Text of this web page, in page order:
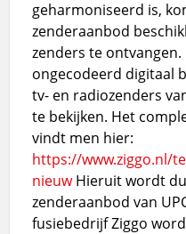
geharmoniseerd is,
zenderaanbod
zenders te ontvangen.
ongecodeerd digitaal
tv- en radiozenders
te bekijken. Het
vindt men hier:
https://www.ziggo.nl/
nieuwHieruit wordt
zenderaanbod van
fusiebedrijf Ziggo